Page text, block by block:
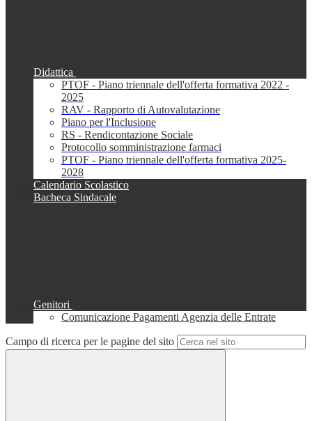
Didattica
PTOF - Piano triennale dell'offerta formativa 2022 -
2025
RAV - Rapporto di Autovalutazione
Piano per l'Inclusione
RS - Rendicontazione Sociale
Protocollo somministrazione farmaci
PTOF - Piano triennale dell'offerta formativa 2025-
2028
Calendario Scolastico
Bacheca Sindacale
Genitori
Comunicazione Pagamenti Agenzia delle Entrate
Campo di ricerca per le pagine del sito